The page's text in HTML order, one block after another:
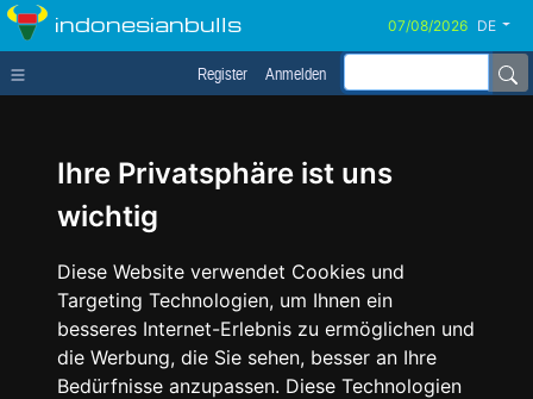
Ihre Privatsphäre ist uns
wichtig
Diese Website verwendet Cookies und
Targeting Technologien, um Ihnen ein
besseres Internet-Erlebnis zu ermöglichen und
die Werbung, die Sie sehen, besser an Ihre
Bedürfnisse anzupassen. Diese Technologien
indonesianbulls DE
Register Anmelden